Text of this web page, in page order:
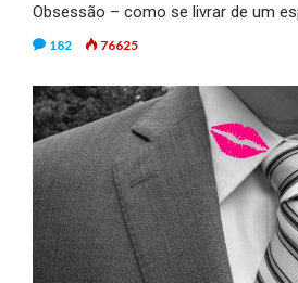
Obsessão – como se livrar de um
182 76625